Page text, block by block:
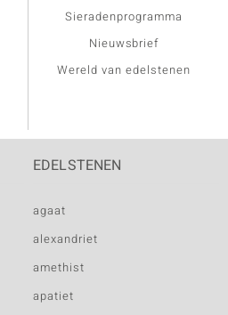
Sieradenprogramma
Nieuwsbrief
Wereld van edelstenen
EDELSTENEN
agaat
alexandriet
amethist
apatiet